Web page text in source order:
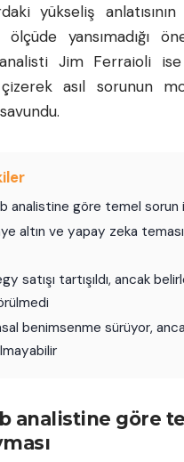
yükseliş
yansımadığı
Jim Ferraioli
asıl sorunun
analistine göre temel sorun
altın ve yapay zeka
satışı tartışıldı, ancak
benimsenme sürüyor,
analistine göre